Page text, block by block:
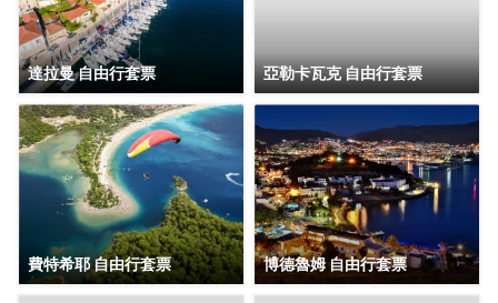
達拉曼 自由行套票 亞勒卡瓦克 自由行套票
費特希耶 自由行套票 博德魯姆 自由行套票